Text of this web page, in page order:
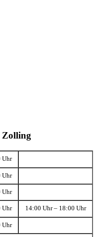
Zolling
Uhr
Uhr
Uhr
Uhr 14:00 Uhr – 18:00 Uhr
Uhr